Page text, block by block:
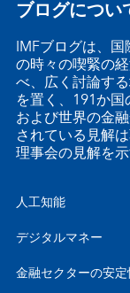
ブログについ
IMFブログは、
の時々の喫緊の
べ、広く討論す
を置く、191か
および世界の金
されている見解
理事会の見解を
人工知能
デジタルマネー
金融セクターの安